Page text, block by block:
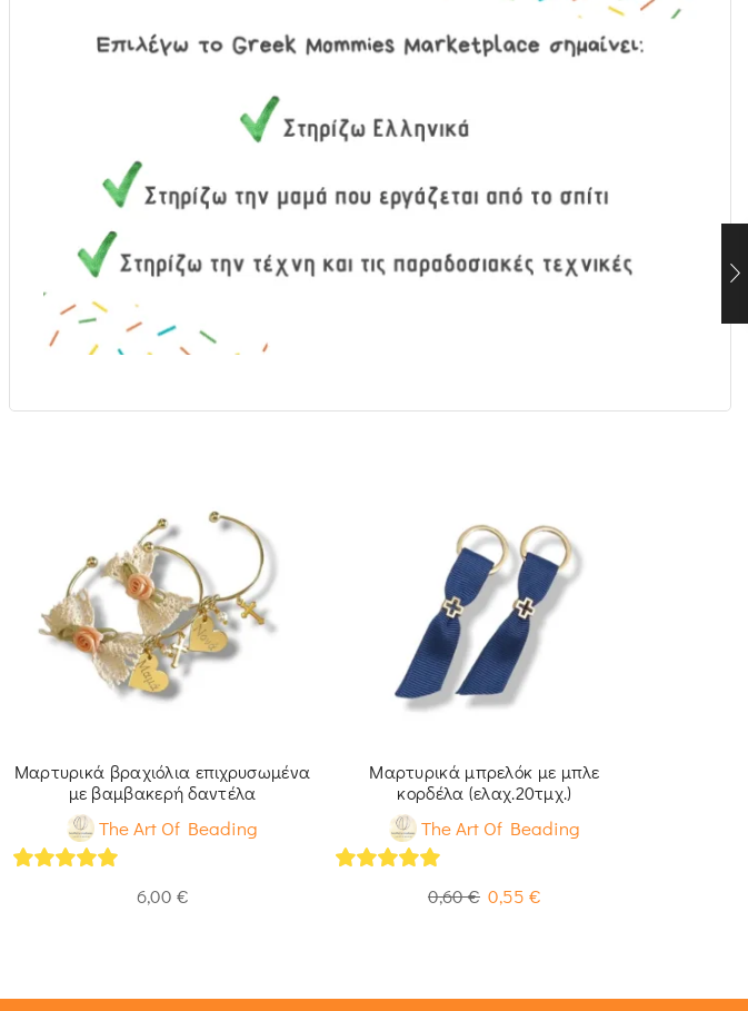
Μαρτυρικά βραχιόλια επιχρυσωμένα
με βαμβακερή δαντέλα
The Art Of Beading
6,00 €
Μαρτυρικά μπρελόκ με μπλε
κορδέλα (ελαχ.20τμχ.)
The Art Of Beading
0,60€ 0,55 €